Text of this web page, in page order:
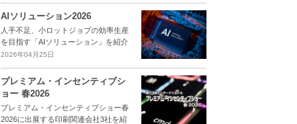
AIソリューション2026
人手不足、小ロットジョブの効率生産
を目指す「AIソリューション」を紹介
2026年04月25日
プレミアム・インセンティブシ
ョー 春2026
プレミアム・インセンティブショー春
2026に出展する印刷関連会社3社を紹